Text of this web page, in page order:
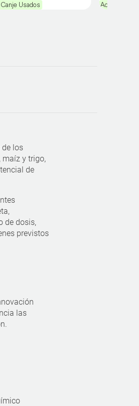
Usados
Acepta Canje
los
y trigo,
de
de dosis,
previstos
las